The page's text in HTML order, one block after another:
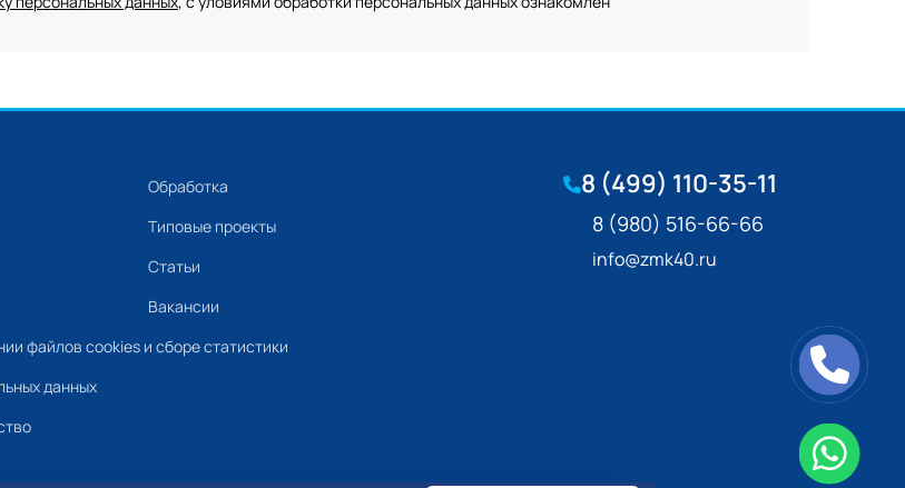
Обработка
Типовые проекты
Статьи
Вакансии
файлов cookies и сборе статистики
данных
8 (499) 110-35-11
8 (980) 516-66-66
info@zmk40.ru